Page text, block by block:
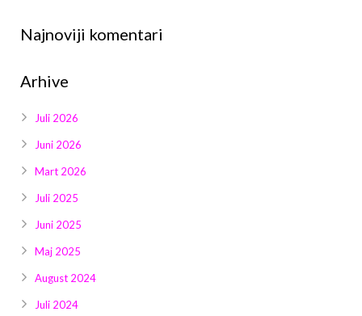
Najnoviji komentari
Arhive
Juli 2026
Juni 2026
Mart 2026
Juli 2025
Juni 2025
Maj 2025
August 2024
Juli 2024